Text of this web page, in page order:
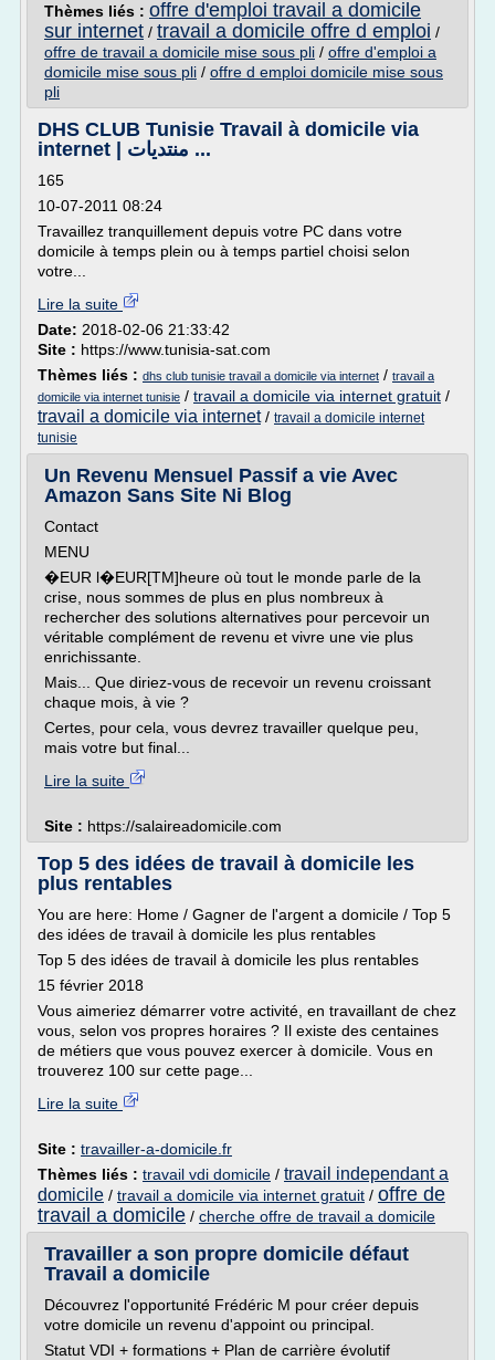
Thèmes liés : offre d'emploi travail a domicile
sur internet / travail a domicile offre d emploi /
offre de travail a domicile mise sous pli / offre d'emploi a
domicile mise sous pli / offre d emploi domicile mise sous
pli
DHS CLUB Tunisie Travail à domicile via
internet | منتديات ...
165
10-07-2011 08:24
Travaillez tranquillement depuis votre PC dans votre
domicile à temps plein ou à temps partiel choisi selon
votre...
Lire la suite
Date: 2018-02-06 21:33:42
Site : https://www.tunisia-sat.com
Thèmes liés : dhs club tunisie travail a domicile via internet / travail a
domicile via internet tunisie / travail a domicile via internet gratuit /
travail a domicile via internet/ travail a domicile internet
tunisie
Un Revenu Mensuel Passif a vie Avec
Amazon Sans Site Ni Blog
Contact
MENU
�EUR l�EUR[TM]heure où tout le monde parle de la
crise, nous sommes de plus en plus nombreux à
rechercher des solutions alternatives pour percevoir un
véritable complément de revenu et vivre une vie plus
enrichissante.
Mais... Que diriez-vous de recevoir un revenu croissant
chaque mois, à vie ?
Certes, pour cela, vous devrez travailler quelque peu,
mais votre but final...
Lire la suite
Site : https://salaireadomicile.com
Top 5 des idées de travail à domicile les
plus rentables
You are here: Home / Gagner de l'argent a domicile / Top 5
des idées de travail à domicile les plus rentables
Top 5 des idées de travail à domicile les plus rentables
15 février 2018
Vous aimeriez démarrer votre activité, en travaillant de chez
vous, selon vos propres horaires ? Il existe des centaines
de métiers que vous pouvez exercer à domicile. Vous en
trouverez 100 sur cette page...
Lire la suite
Site : travailler-a-domicile.fr
Thèmes liés : travail vdi domicile / travail independant a
domicile / travail a domicile via internet gratuit / offre de
travail a domicile / cherche offre de travail a domicile
Travailler a son propre domicile défaut
Travail a domicile
Découvrez l'opportunité Frédéric M pour créer depuis
votre domicile un revenu d'appoint ou principal.
Statut VDI + formations + Plan de carrière évolutif